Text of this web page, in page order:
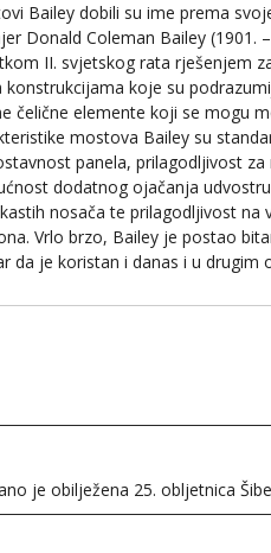
Bailey dobili su ime prema
Donald Coleman Bailey (1901.
II. svjetskog rata rješenjem
konstrukcijama koje su
čelične elemente koji se mogu
mostova Bailey su
panela, prilagodljivost
dodatnog ojačanja
nosača te prilagodljivost na
Vrlo brzo, Bailey je postao
je koristan i danas i u drugim
je obilježena 25. obljetnica